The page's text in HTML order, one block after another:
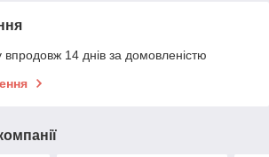
14 днів за домовленістю